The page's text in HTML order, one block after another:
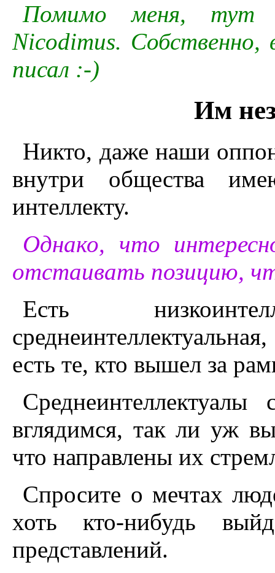
Помимо меня, тут
Nicodimus.
писал :-)
Им
Никто, даже наши
внутри общества
интеллекту.
Однако, что
отстаивать позицию,
Есть
есть те, кто вышел за
вглядимся, так ли уж
что направлены их
Спросите о мечтах
хоть кто-нибудь
представлений.